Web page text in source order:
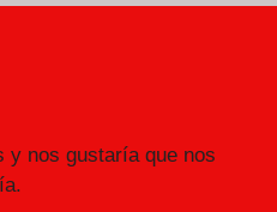
y nos gustaría que nos